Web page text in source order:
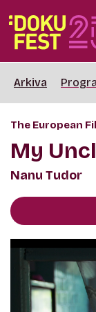
Arkiva
The European
My
Nanu Tudor